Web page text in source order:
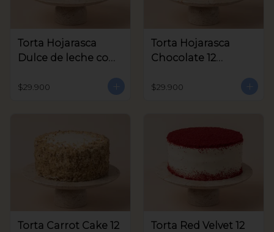
Torta Hojarasca
Dulce de leche con
aprox
$29.900
Torta Hojarasca
Chocolate 12
$29.900
Torta Carrot Cake 12 Torta Red Velvet 12